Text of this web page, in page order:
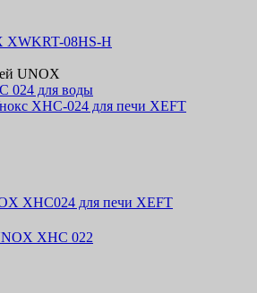
XWKRT-08HS-H
UNOX
XHC024 для печи XEFT